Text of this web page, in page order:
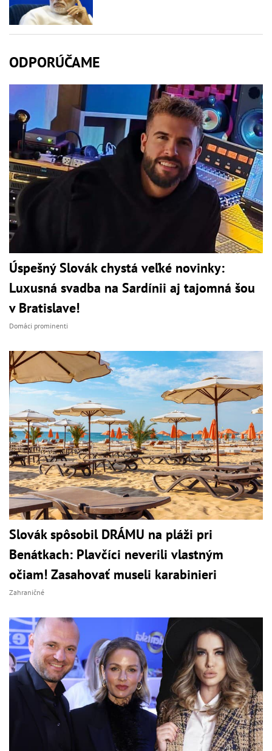
ODPORÚČAME
Úspešný Slovák chystá veľké novinky:
Luxusná svadba na Sardínii aj tajomná šou
v Bratislave!
Domáci prominenti
Slovák spôsobil DRÁMU na pláži pri
Benátkach: Plavčíci neverili vlastným
očiam! Zasahovať museli karabinieri
Zahraničné